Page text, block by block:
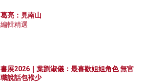
葛亮：見南山
編輯精選
書展2026｜葉劉淑儀：最喜歡姐姐角色 無官
職說話包袱少